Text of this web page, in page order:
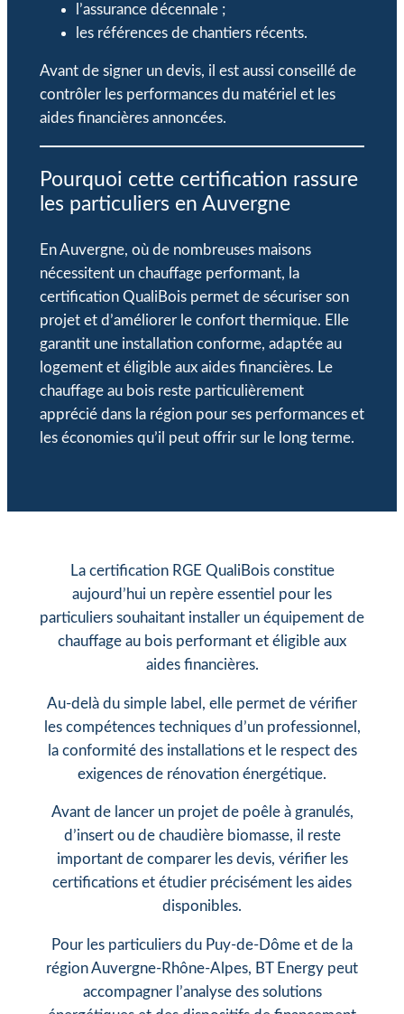
l’assurance décennale ;
les références de chantiers récents.
Avant de signer un devis, il est aussi conseillé de
contrôler les performances du matériel et les
aides financières annoncées.
Pourquoi cette certification rassure
les particuliers en Auvergne
En Auvergne, où de nombreuses maisons
nécessitent un chauffage performant, la
certification QualiBois permet de sécuriser son
projet et d’améliorer le confort thermique. Elle
garantit une installation conforme, adaptée au
logement et éligible aux aides financières. Le
chauffage au bois reste particulièrement
apprécié dans la région pour ses performances et
les économies qu’il peut offrir sur le long terme.
La certification RGE QualiBois constitue
aujourd’hui un repère essentiel pour les
particuliers souhaitant installer un équipement de
chauffage au bois performant et éligible aux
aides financières.
Au-delà du simple label, elle permet de vérifier
les compétences techniques d’un professionnel,
la conformité des installations et le respect des
exigences de rénovation énergétique.
Avant de lancer un projet de poêle à granulés,
d’insert ou de chaudière biomasse, il reste
important de comparer les devis, vérifier les
certifications et étudier précisément les aides
disponibles.
Pour les particuliers du Puy-de-Dôme et de la
région Auvergne-Rhône-Alpes, BT Energy peut
accompagner l’analyse des solutions